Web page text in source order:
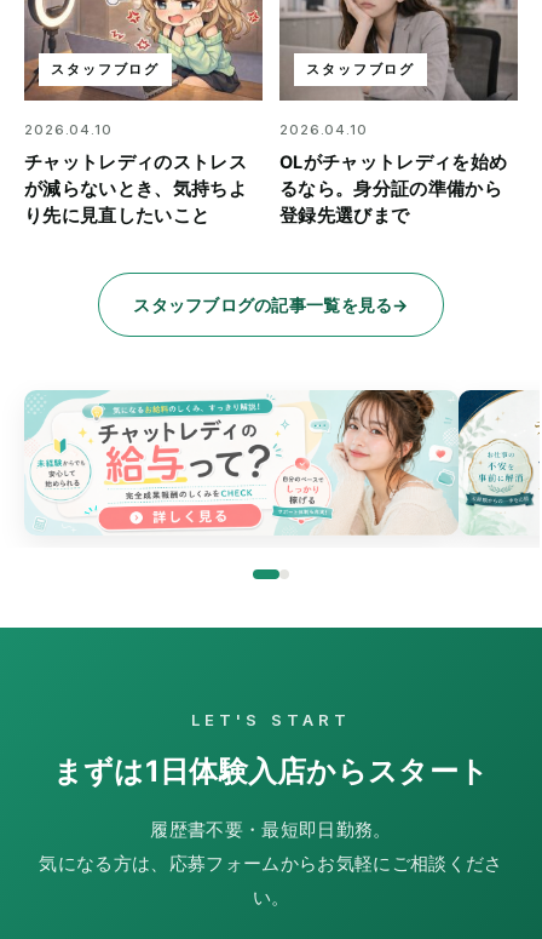
スタッフブログ
2026.04.10
チャットレディのストレス
が減らないとき、気持ちよ
り先に見直したいこと
スタッフブログ
2026.04.10
OLがチャットレディを始め
るなら。身分証の準備から
登録先選びまで
スタッフブログの記事一覧を見る→
LET'S START
まずは1日体験入店からスタート
履歴書不要・最短即日勤務。
気になる方は、応募フォームからお気軽にご相談くださ
い。